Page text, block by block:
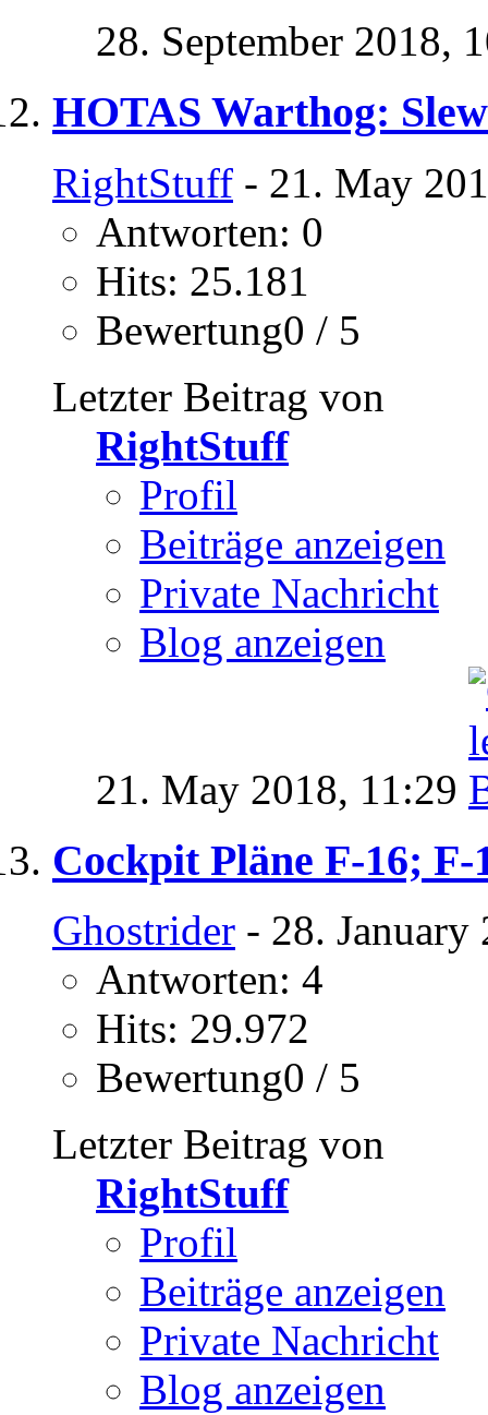
28. September 2018,
HOTAS Warthog:
RightStuff - 21. May
Antworten: 0
Hits: 25.181
Bewertung0 / 5
Letzter Beitrag von
RightStuff
Profil
Beiträge anzeigen
Private Nachricht
Blog anzeigen
21. May 2018, 11:29
Cockpit Pläne F-16; F-
Ghostrider - 28.
Antworten: 4
Hits: 29.972
Bewertung0 / 5
Letzter Beitrag von
RightStuff
Profil
Beiträge anzeigen
Private Nachricht
Blog anzeigen